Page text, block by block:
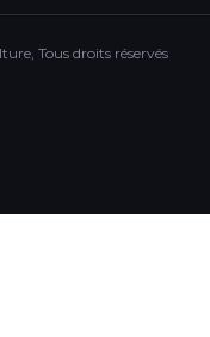
Tous droits réservés